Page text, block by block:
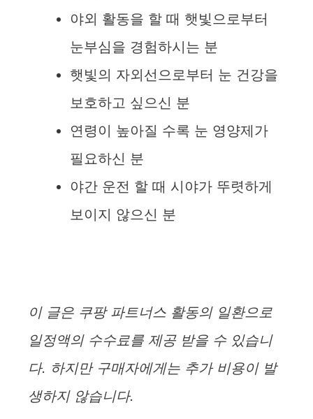
야외 활동을 할 때 햇빛으로부터
눈부심을 경험하시는 분
햇빛의 자외선으로부터 눈 건강을
보호하고 싶으신 분
연령이 높아질 수록 눈 영양제가
필요하신 분
야간 운전 할 때 시야가 뚜렷하게
보이지 않으신 분
이 글은 쿠팡 파트너스 활동의 일환으로
일정액의 수수료를 제공 받을 수 있습니
다. 하지만 구매자에게는 추가 비용이 발
생하지 않습니다.